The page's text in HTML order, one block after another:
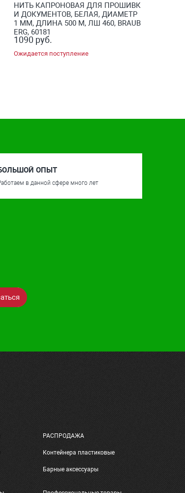
НИТЬ КАПРОНОВАЯ ДЛЯ ПРОШИВК
И ДОКУМЕНТОВ, БЕЛАЯ, ДИАМЕТР
1 ММ, ДЛИНА 500 М, ЛШ 460, BRAUB
ERG, 60181
1090 руб.
Ожидается поступление
ОПЫТ
в данной сфере много лет
РАСПРОДАЖА
Контейнера пластиковые
Барные аксессуары